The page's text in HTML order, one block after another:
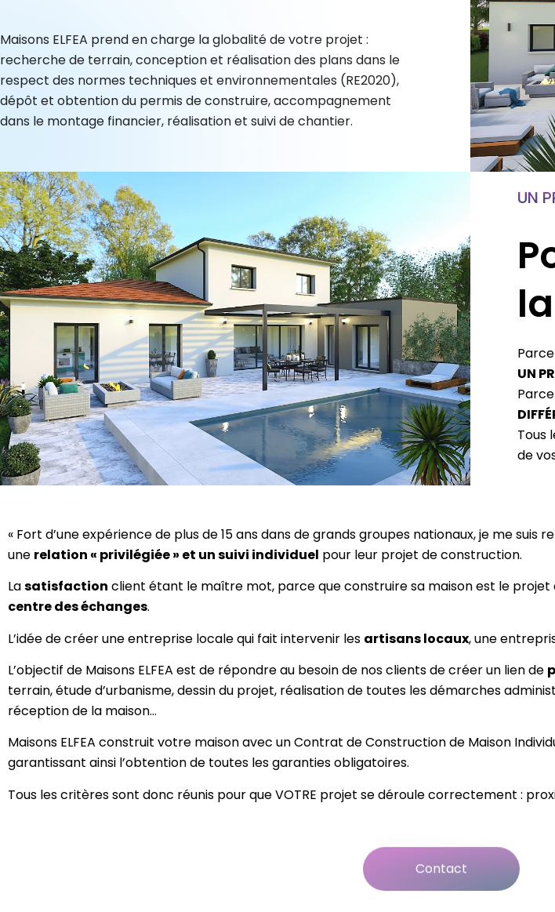
recherche de terrain, conception et réalisation des plans dans le
respect des normes techniques et environnementales (RE2020),
dépôt et obtention du permis de construire, accompagnement
dans le montage financier, réalisation et suivi de chantier.
UN
UN
Tous
de
« Fort d’une expérience de plus de 15 ans dans de grands groupes nationaux, je me
une relation « privilégiée » et un suivi individuel pour leur projet de construction.
Lasatisfaction client étant le maître mot, parce que construire sa maison est le projet
centre des échanges.
L’idée de créer une entreprise locale qui fait intervenir les artisans locaux, une
L’objectif de Maisons ELFEA est de répondre au besoin de nos clients de créer un lien de
terrain, étude d’urbanisme, dessin du projet, réalisation de toutes les démarches
réception de la maison…
Maisons ELFEA construit votre maison avec un Contrat de Construction de Maison
garantissant ainsi l’obtention de toutes les garanties obligatoires.
Tous les critères sont donc réunis pour que VOTRE projet se déroule correctement :
Contact